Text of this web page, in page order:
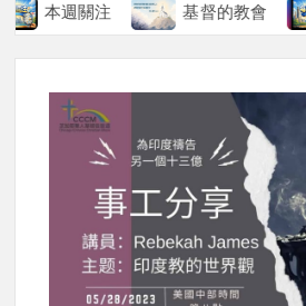
本週關注 基督的教會